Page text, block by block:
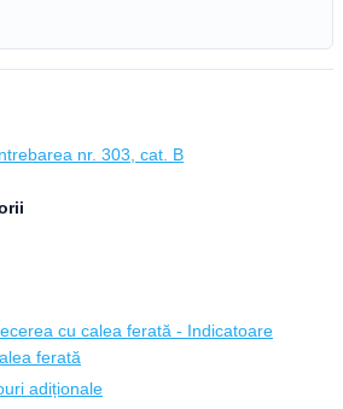
nr. 303, cat. B
cu calea ferată - Indicatoare
ferată
adiționale